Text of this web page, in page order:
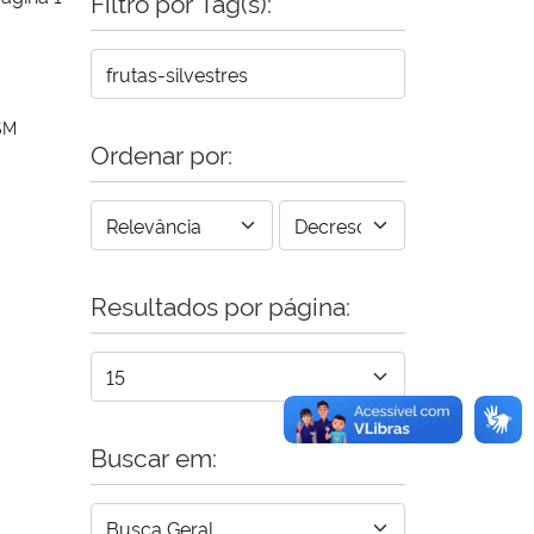
Ordenar por:
Resultados por página:
Buscar em: